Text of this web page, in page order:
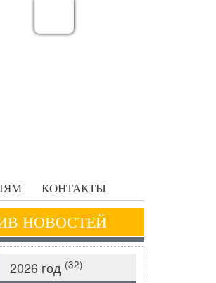
КОНТАКТЫ
НОВОСТЕЙ
2026 год (32)